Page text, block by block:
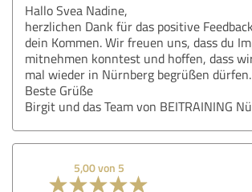
Hallo Svea Nadine,
herzlichen Dank für das positive
dein Kommen. Wir freuen uns, dass du
mitnehmen konntest und hoffen, dass
mal wieder in Nürnberg begrüßen dürfen.
Beste Grüße
Birgit und das Team von BEITRAINING
5,00 von 5